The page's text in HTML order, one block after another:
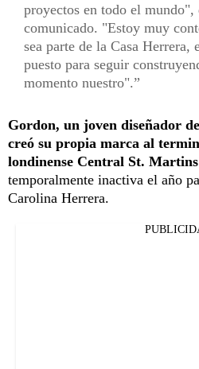
proyectos en todo el
comunicado. "Estoy muy
sea parte de la Casa Herrera,
puesto para seguir
momento nuestro".
Gordon, un joven diseñador
creó su propia marca al
londinense Central St. Martins
temporalmente inactiva el año
Carolina Herrera.